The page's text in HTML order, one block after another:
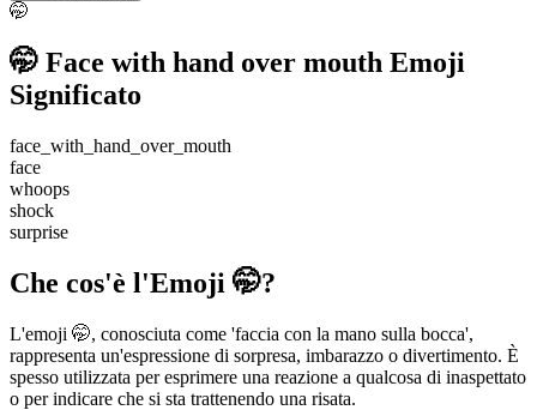
🤭
🤭 Face with hand over mouth Emoji
Significato
face_with_hand_over_mouth
face
whoops
shock
surprise
Che cos'è l'Emoji 🤭?
L'emoji 🤭, conosciuta come 'faccia con la mano sulla bocca',
rappresenta un'espressione di sorpresa, imbarazzo o divertimento. È
spesso utilizzata per esprimere una reazione a qualcosa di inaspettato
o per indicare che si sta trattenendo una risata.